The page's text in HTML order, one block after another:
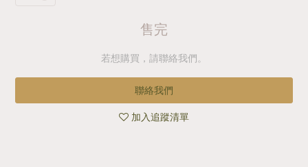
售完
若想購買，請聯絡我們。
聯絡我們
加入追蹤清單